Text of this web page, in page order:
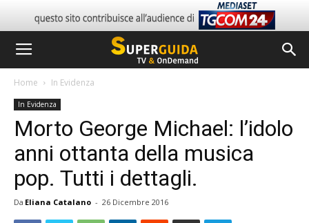
Home In Evidenza
In Evidenza
Morto George Michael: l’idolo
anni ottanta della musica
pop. Tutti i dettagli.
Da Eliana Catalano - 26 Dicembre 2016